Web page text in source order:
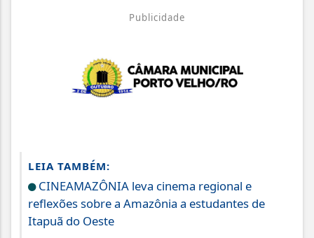
Publicidade
LEIA TAMBÉM:
CINEAMAZÔNIA leva cinema regional e
reflexões sobre a Amazônia a estudantes de
Itapuã do Oeste